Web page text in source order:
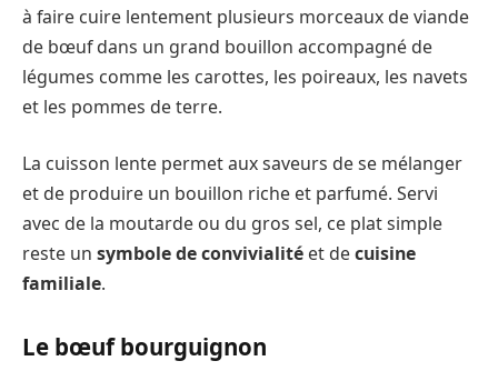
à faire cuire lentement plusieurs morceaux de viande
de bœuf dans un grand bouillon accompagné de
légumes comme les carottes, les poireaux, les navets
et les pommes de terre.
La cuisson lente permet aux saveurs de se mélanger
et de produire un bouillon riche et parfumé. Servi
avec de la moutarde ou du gros sel, ce plat simple
reste un symbole de convivialité et decuisine
familiale.
Le bœuf bourguignon